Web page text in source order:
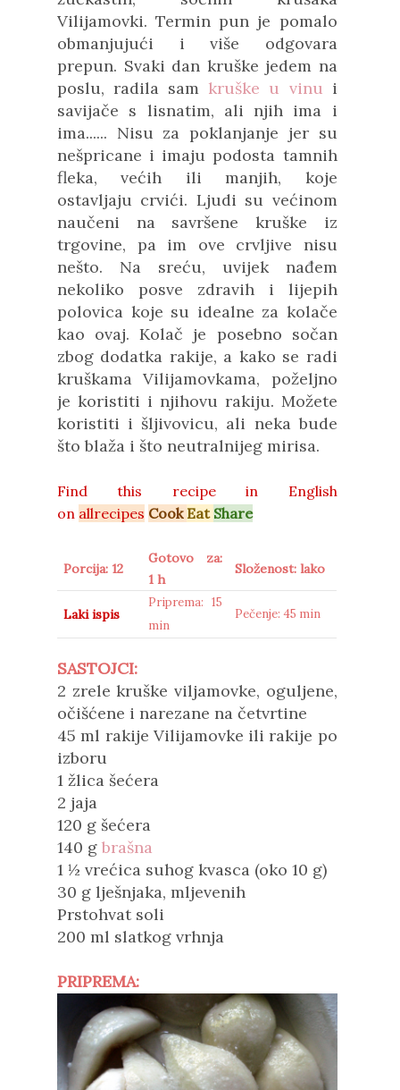
Vilijamovki. Termin pun je pomalo
obmanjujući i više odgovara
prepun. Svaki dan kruške jedem na
poslu, radila sam kruške u vinu i
savijače s lisnatim, ali njih ima i
ima...... Nisu za poklanjanje jer su
nešpricane i imaju podosta tamnih
fleka, većih ili manjih, koje
ostavljaju crvići. Ljudi su većinom
naučeni na savršene kruške iz
trgovine, pa im ove crvljive nisu
nešto. Na sreću, uvijek nađem
nekoliko posve zdravih i lijepih
polovica koje su idealne za kolače
kao ovaj. Kolač je posebno sočan
zbog dodatka rakije, a kako se radi
kruškama Vilijamovkama, poželjno
je koristiti i njihovu rakiju. Možete
koristiti i šljivovicu, ali neka bude
što blaža i što neutralnijeg mirisa.
Find this recipe in
English
on allrecipes Cook Eat Share
Porcija: 12
Gotovo za:
1 h
Složenost: lako
Laki ispis
Priprema: 15
min
Pečenje: 45 min
SASTOJCI:
2 zrele kruške viljamovke, oguljene,
očišćene i narezane na četvrtine
45 ml rakije Vilijamovke ili rakije po
izboru
1 žlica šećera
2 jaja
120 g šećera
140 g brašna
1 ½ vrećica suhog kvasca (oko 10 g)
30 g lješnjaka, mljevenih
Prstohvat soli
200 ml slatkog vrhnja
PRIPREMA: